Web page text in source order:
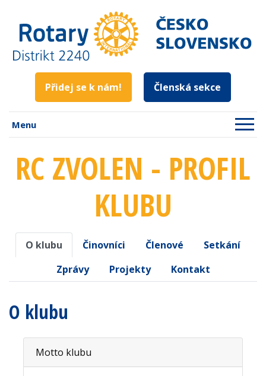
Přidej se k nám! Členská sekce
Menu
RC ZVOLEN - PROFIL
KLUBU
O klubu Činovníci Členové
Setkání
Zprávy
Projekty Kontakt
O klubu
Motto klubu